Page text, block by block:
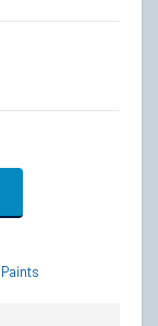
Paints